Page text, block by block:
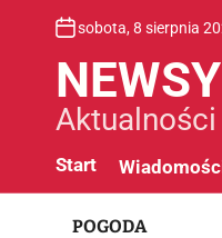
sobota, 8 sierpnia
Start
POGODA